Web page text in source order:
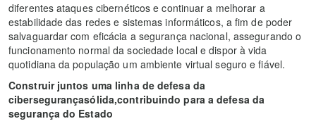
diferentes ataques cibernéticos e continuar a melhorar a
estabilidade das redes e sistemas informáticos, a fim de poder
salvaguardar com eficácia a segurança nacional, assegurando o
funcionamento normal da sociedade local e dispor à vida
quotidiana da população um ambiente virtual seguro e fiável.
Construir juntos uma linha de defesa da
cibersegurançasólida,contribuindo para a defesa da
segurança do Estado